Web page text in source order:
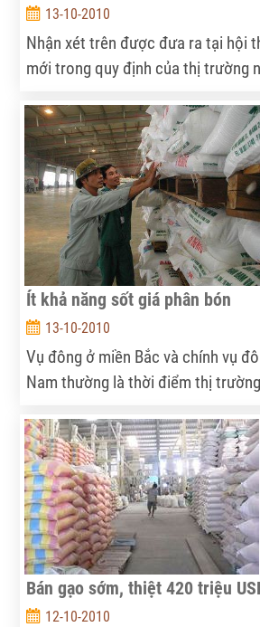
13-10-2010
Nhận xét trên được đưa ra tại hội
mới trong quy định của thị trường
mỹ nghệ” được tổ chức tại Hội chợ
và thủ công mỹ nghệ - Expo 2010
tuần qua
Ít khả năng sốt giá phân bón
13-10-2010
Vụ đông ở miền Bắc và chính vụ
Nam thường là thời điểm thị
tháng qua.
Bán gạo sớm, thiệt 420 triệu
12-10-2010